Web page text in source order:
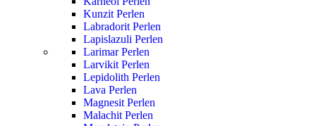
Kunzit Perlen
Labradorit Perlen
Lapislazuli Perlen
Larimar Perlen
Larvikit Perlen
Lepidolith Perlen
Lava Perlen
Magnesit Perlen
Malachit Perlen